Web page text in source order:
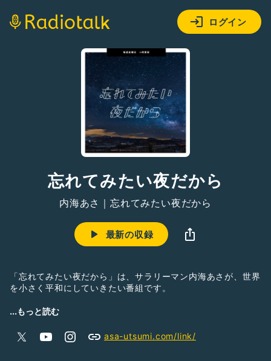
ログイン
忘れてみたい夜だから
内海あさ｜忘れてみたい夜だから
最新の収録
「忘れてみたい夜だから」は、サラリーマン内海あさが、世界
を小さく平和にしていきたい番組です。
📩お便り箱
🕊Twitter
...もっと読む
asa-utsumi.com/link/